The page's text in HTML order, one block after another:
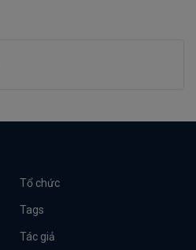
Tổ chức
Tags
Tác giả